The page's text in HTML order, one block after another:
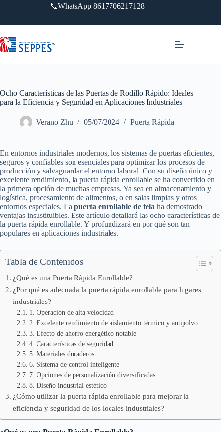
📞WhatsApp 8617706217128
Ocho Características de las Puertas de Rodillo Rápido: Ideales
para la Eficiencia y Seguridad en Aplicaciones Industriales
Verano Zhu 05/07/2024 Puerta Rápida
En entornos industriales modernos, los sistemas de puertas eficientes,
seguros y confiables son esenciales para optimizar los procesos de
producción y salvaguardar el entorno laboral. Con su diseño único y
excelente rendimiento, la puerta rápida enrollable se ha convertido en
la primera opción de muchas empresas. Ya sea en almacenamiento y
logística, procesamiento de alimentos, o en salas limpias y otros
entornos especiales. La puerta enrollable de tela ha demostrado
ventajas insustituibles. Este artículo detallará las ocho características de
la puerta rápida enrollable. Y profundizará en por qué son tan
populares en aplicaciones industriales.
Tabla de Contenidos
¿Qué es una Puerta Rápida Enrollable?
¿Por qué es adecuada la puerta rápida enrollable para lugares
industriales?
1. Operación de alta velocidad
2. Excelente rendimiento de aislamiento térmico y antipolvo
3. Efecto de ahorro energético notable
4. Características de seguridad
5. Materiales duraderos
6. Sistema de control inteligente
7. Opciones de personalización diversificadas
8. Diseño industrial estético
¿Cómo utilizar la puerta rápida enrollable para mejorar la
eficiencia y seguridad de los locales industriales?